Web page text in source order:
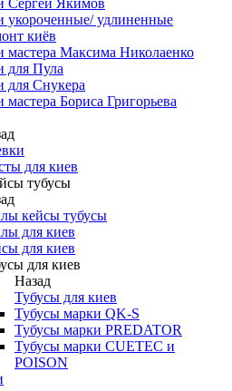
Сергей Якимов
укороченные/ удлиненные
киёв
мастера Максима Николаенко
для Пула
для Снукера
мастера Бориса Григорьева
для киев
тубусы
кейсы тубусы
для киев
для киев
для киев
Назад
Тубусы для киев
Тубусы марки QK-S
Тубусы марки PREDATOR
Тубусы марки CUETEC и
POISON